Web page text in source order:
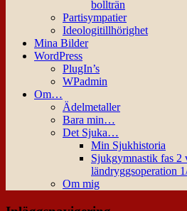
bollträn
Partisympatier
Ideologitillhörighet
Mina Bilder
WordPress
PlugIn’s
WPadmin
Om…
Ädelmetaller
Bara min…
Det Sjuka…
Min Sjukhistoria
Sjukgymnastik fas 2
ländryggsoperation
Om mig